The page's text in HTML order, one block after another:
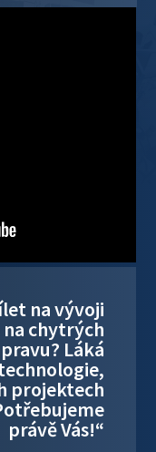
na vývoji
chytrých
Láká
projektech
právě Vás!“